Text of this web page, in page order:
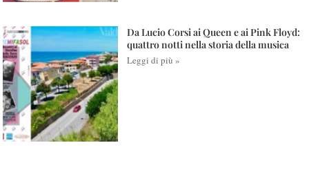
Da Lucio Corsi ai Queen e ai Pink Floyd:
quattro notti nella storia della musica
Leggi di più »